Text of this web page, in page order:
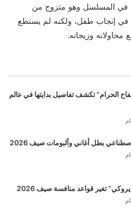
المسلسل وهو متزوج من
في إنجاب طفل، ولكنه لم يستطع
وزيجاته.
الحرام” تكشف تفاصيل بدايتها في عالم
بطل أغاني وألبومات صيف 2026
تغير قواعد منافسة صيف 2026